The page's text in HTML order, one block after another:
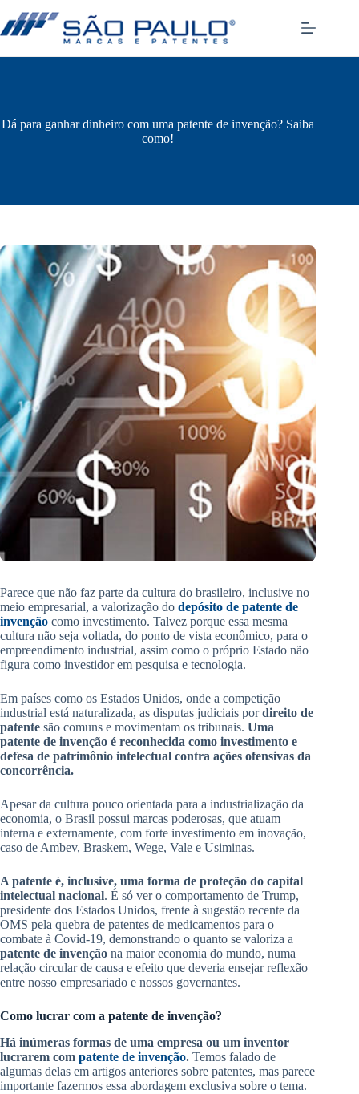
para
o
Dá para ganhar dinheiro com uma patente de invenção? Saiba
como!
Parece que não faz parte da cultura do brasileiro, inclusive no
meio empresarial, a valorização do depósito de patente de
invenção como investimento. Talvez porque essa mesma
cultura não seja voltada, do ponto de vista econômico, para o
empreendimento industrial, assim como o próprio Estado não
figura como investidor em pesquisa e tecnologia.
Em países como os Estados Unidos, onde a competição
industrial está naturalizada, as disputas judiciais pordireito de
patente são comuns e movimentam os tribunais. Uma
patente de invenção é reconhecida como investimento e
defesa de patrimônio intelectual contra ações ofensivas da
concorrência.
Apesar da cultura pouco orientada para a industrialização da
economia, o Brasil possui marcas poderosas, que atuam
interna e externamente, com forte investimento em inovação,
caso de Ambev, Braskem, Wege, Vale e Usiminas.
A patente é, inclusive, uma forma de proteção do capital
intelectual nacional. É só ver o comportamento de Trump,
presidente dos Estados Unidos, frente à sugestão recente da
OMS pela quebra de patentes de medicamentos para o
combate à Covid-19, demonstrando o quanto se valoriza a
patente de invenção na maior economia do mundo, numa
relação circular de causa e efeito que deveria ensejar reflexão
entre nosso empresariado e nossos governantes.
Como lucrar com a patente de invenção?
Há inúmeras formas de uma empresa ou um inventor
lucrarem com patente de invenção. Temos falado de
algumas delas em artigos anteriores sobre patentes, mas parece
importante fazermos essa abordagem exclusiva sobre o tema.